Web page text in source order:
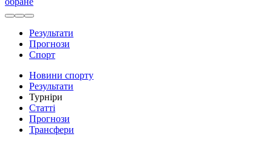
Результати
Прогнози
Спорт
Новини спорту
Результати
Турніри
Статті
Прогнози
Трансфери